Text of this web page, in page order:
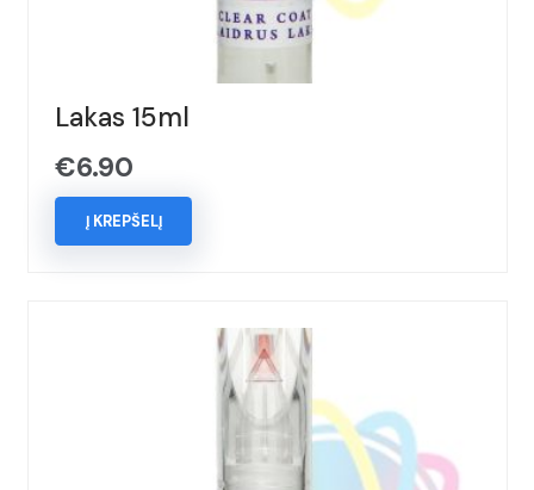
Lakas 15ml
€6.90
Į KREPŠELĮ